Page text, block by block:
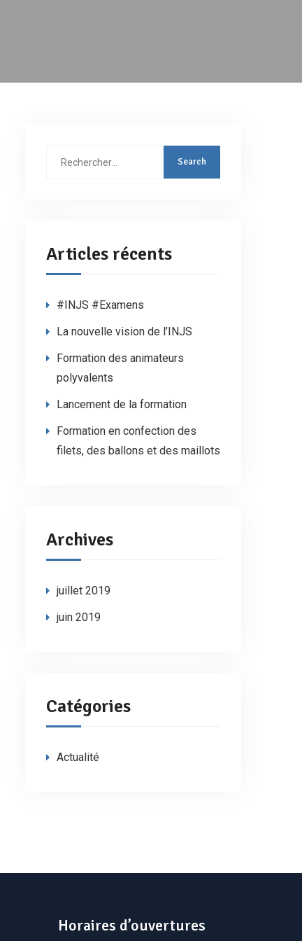
Articles récents
#INJS #Examens
La nouvelle vision de l’INJS
Formation des animateurs
polyvalents
Lancement de la formation
Formation en confection des
filets, des ballons et des maillots
Archives
juillet 2019
juin 2019
Catégories
Actualité
Horaires d’ouvertures